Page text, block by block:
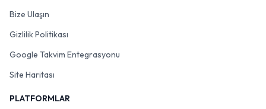
Bize Ulaşın
Gizlilik Politikası
Google Takvim Entegrasyonu
Site Haritası
PLATFORMLAR